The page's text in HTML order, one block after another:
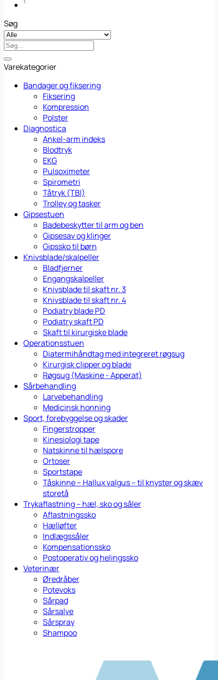
Søg
Søg
efter:
Varekategorier
Bandager og fiksering
Fiksering
Kompression
Polster
Diagnostica
Ankel-arm indeks
Blodtryk
EKG
Pulsoximeter
Spirometri
Tåtryk (TBI)
Trolley og tasker
Gipsestuen
Badebeskytter til arm og ben
Gipsesav og klinger
Gipssko til børn
Knivsblade/skalpeller
Bladfjerner
Engangskalpeller
Knivsblade til skaft nr. 3
Knivsblade til skaft nr. 4
Podiatry blade PD
Podiatry skaft PD
Skaft til kirurgiske blade
Operationsstuen
Diatermihåndtag med integreret røgsug
Kirurgisk clipper og blade
Røgsug (Maskine - Apperat)
Sårbehandling
Larvebehandling
Medicinsk honning
Sport, forebyggelse og skader
Fingerstropper
Kinesiologi tape
Natskinne til hælspore
Ortoser
Sportstape
Tåskinne – Hallux valgus – til knyster og skæv
storetå
Trykaflastning – hæl, sko og såler
Aflastningssko
Hælløfter
Indlægssåler
Kompensationssko
Postoperativ og helingssko
Veterinær
Øredråber
Potevoks
Sårpad
Sårsalve
Sårspray
Shampoo